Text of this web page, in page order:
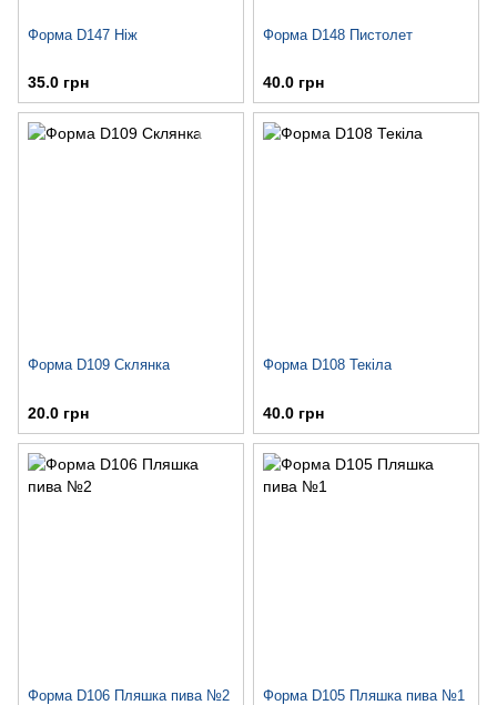
Форма D147 Ніж
35.0 грн
Форма D148 Пистолет
40.0 грн
Форма D109 Склянка
20.0 грн
Форма D108 Текіла
40.0 грн
Форма D106 Пляшка пива №2 Форма D105 Пляшка пива №1